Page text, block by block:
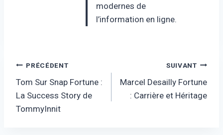
modernes de
l’information en ligne.
Navigation
de
l’article
PRÉCÉDENT
Tom Sur Snap Fortune :
La Success Story de
TommyInnit
SUIVANT
Marcel Desailly Fortune
: Carrière et Héritage